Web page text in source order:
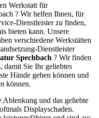
Werkstatt für
? Wir helfen Ihnen, für
Dienstleister zu finden,
bieten kann. Unsere
verschiedene Werkstätten
Dienstleister
Spechbach ? Wir finden
damit Sie Ihr geliebtes
Hände geben können und
können.
Ablenkung und das geliebte
Displayschaden.